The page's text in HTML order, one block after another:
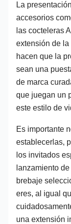
La
accesorios
las cocteleras
extensión de
hacen que la
sean una
de marca
que juegan un
este estilo de
Es importante
establecerlas,
los invitados
lanzamiento
brebaje
eres, al igual
una extensión